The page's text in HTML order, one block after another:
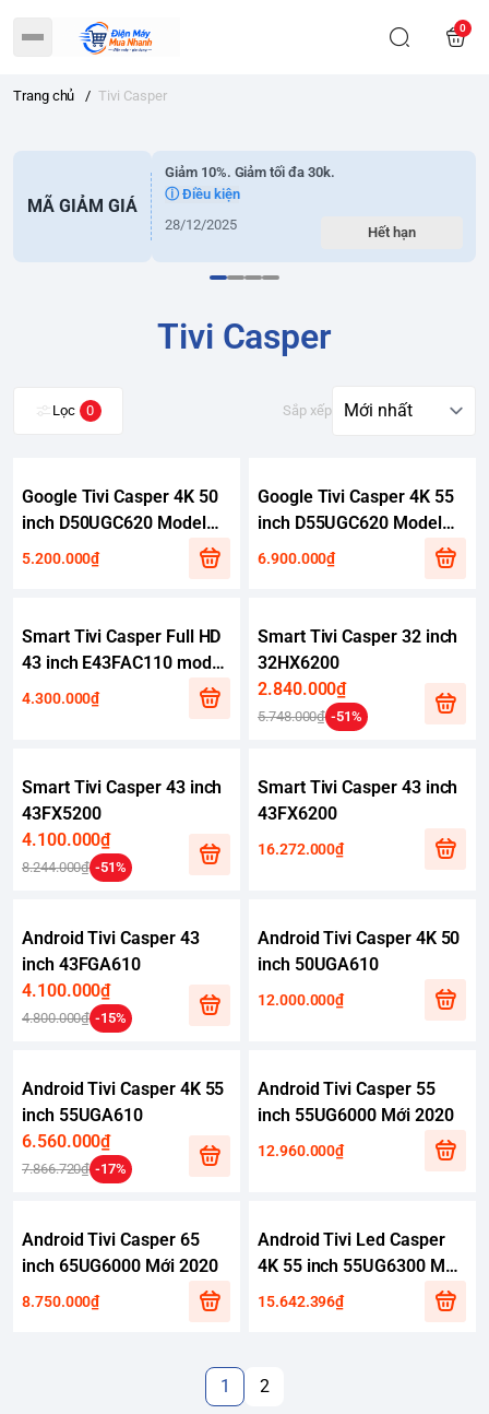
0
Trang chủ / Tivi Casper
MÃ GIẢM GIÁ
Giảm 10%. Giảm tối đa 30k.
ⓘ Điều kiện
28/12/2025
Hết hạn
Tivi Casper
Lọc 0 Sắp xếp
Google Tivi Casper 4K 50
inch D50UGC620 Model
2025
5.200.000₫
Google Tivi Casper 4K 55
inch D55UGC620 Model
2025
6.900.000₫
Smart Tivi Casper Full HD
43 inch E43FAC110 model
2024
4.300.000₫
Smart Tivi Casper 32 inch
32HX6200
2.840.000₫
5.748.000₫ -51%
Smart Tivi Casper 43 inch
43FX5200
4.100.000₫
8.244.000₫ -51%
Smart Tivi Casper 43 inch
43FX6200
16.272.000₫
Android Tivi Casper 43
inch 43FGA610
4.100.000₫
4.800.000₫ -15%
Android Tivi Casper 4K 50
inch 50UGA610
12.000.000₫
Android Tivi Casper 4K 55
inch 55UGA610
6.560.000₫
7.866.720₫ -17%
Android Tivi Casper 55
inch 55UG6000 Mới 2020
12.960.000₫
Android Tivi Casper 65
inch 65UG6000 Mới 2020
8.750.000₫
Android Tivi Led Casper
4K 55 inch 55UG6300 Mới
2021
15.642.396₫
1 2